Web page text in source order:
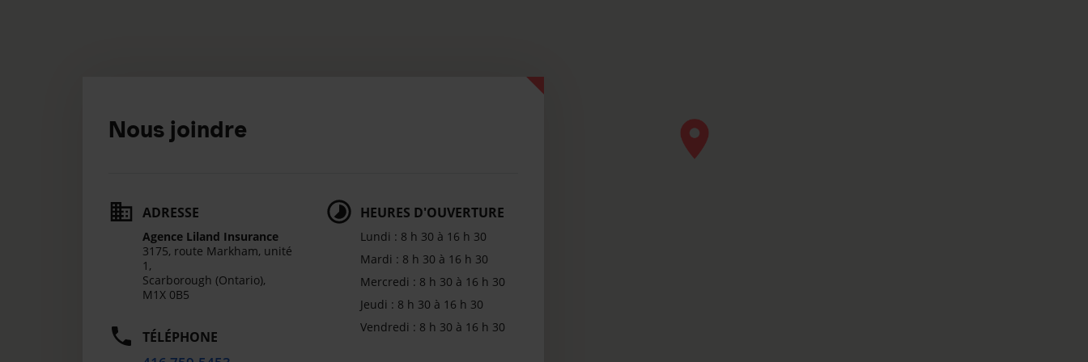
Nous joindre
ADRESSE
Agence Liland Insurance
3175, route Markham, unité
1,
Scarborough (Ontario),
M1X 0B5
TÉLÉPHONE
HEURES D'OUVERTURE
Lundi : 8 h 30 à 16 h 30
Mardi : 8 h 30 à 16 h 30
Mercredi : 8 h 30 à 16 h 30
Jeudi : 8 h 30 à 16 h 30
Vendredi : 8 h 30 à 16 h 30